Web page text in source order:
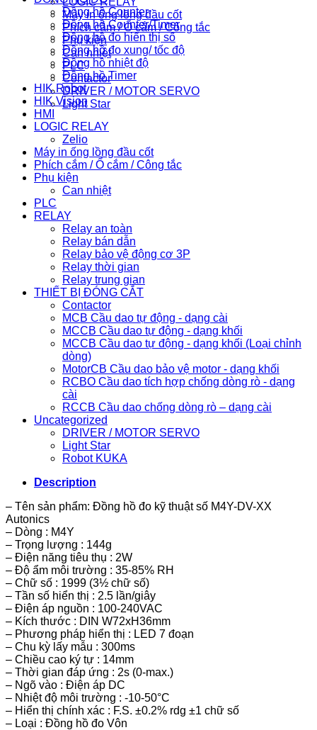
Máy in ống lồng đầu cốt
Phích cắm / Ổ cắm / Công tắc
Phụ kiện
Can nhiệt
PLC
Contactor
DRIVER / MOTOR SERVO
Light Star
Đồng hồ Counter
Đồng hồ Counter/Timer
Đồng hồ đo hiển thị số
Đồng hồ đo xung/ tốc độ
Đồng hồ nhiệt độ
Đồng hồ Timer
HIK Robot
HIK Vision
HMI
LOGIC RELAY
Zelio
Máy in ống lồng đầu cốt
Phích cắm / Ổ cắm / Công tắc
Phụ kiện
Can nhiệt
PLC
RELAY
Relay an toàn
Relay bán dẫn
Relay bảo vệ động cơ 3P
Relay thời gian
Relay trung gian
THIẾT BỊ ĐÓNG CẮT
Contactor
MCB Cầu dao tự động - dạng cài
MCCB Cầu dao tự động - dạng khối
MCCB Cầu dao tự động - dạng khối (Loại chỉnh
dòng)
MotorCB Cầu dao bảo vệ motor - dạng khối
RCBO Cầu dao tích hợp chống dòng rò - dạng
cài
RCCB Cầu dao chống dòng rò – dạng cài
Uncategorized
DRIVER / MOTOR SERVO
Light Star
Robot KUKA
Description
– Tên sản phẩm: Đồng hồ đo kỹ thuật số M4Y-DV-XX
Autonics
– Dòng : M4Y
– Trọng lượng : 144g
– Điện năng tiêu thụ : 2W
– Độ ẩm môi trường : 35-85% RH
– Chữ số : 1999 (3½ chữ số)
– Tần số hiển thị : 2.5 lần/giây
– Điện áp nguồn : 100-240VAC
– Kích thước : DIN W72xH36mm
– Phương pháp hiển thị : LED 7 đoạn
– Chu kỳ lấy mẫu : 300ms
– Chiều cao ký tự : 14mm
– Thời gian đáp ứng : 2s (0-max.)
– Ngõ vào : Điện áp DC
– Nhiệt độ môi trường : -10-50°C
– Hiển thị chính xác : F.S. ±0.2% rdg ±1 chữ số
– Loại : Đồng hồ đo Vôn